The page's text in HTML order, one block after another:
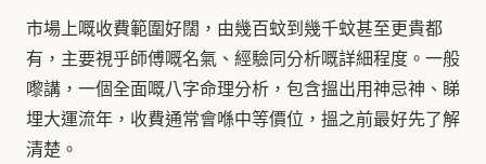
市場上嘅收費範圍好闊，由幾百蚊到幾千蚊甚至更貴都
有，主要視乎師傅嘅名氣、經驗同分析嘅詳細程度。一般
嚟講，一個全面嘅八字命理分析，包含搵出用神忌神、睇
埋大運流年，收費通常會喺中等價位，搵之前最好先了解
清楚。